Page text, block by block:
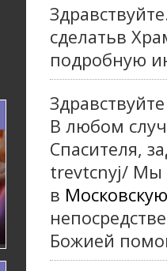
сделатьв
подробную
В любом
Спасителя,
trevtcnyj/ Мы
в
Божией